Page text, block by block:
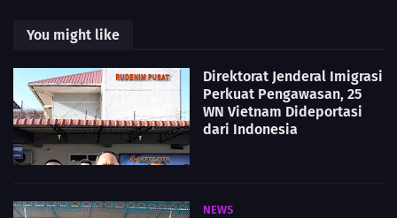
You might like
Direktorat Jenderal Imigrasi
Perkuat Pengawasan, 25
WN Vietnam Dideportasi
dari Indonesia
NEWS